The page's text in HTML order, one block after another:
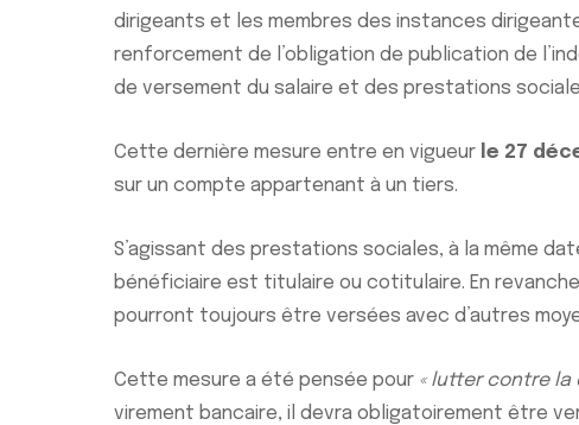
dirigeants et les membres des instances
renforcement de l’obligation de publication de
de versement du salaire et des prestations
Cette dernière mesure entre en vigueur le 27
sur un compte appartenant à un tiers.
S’agissant des prestations sociales, à la même
bénéficiaire est titulaire ou cotitulaire. En
pourront toujours être versées avec d’autres
Cette mesure a été pensée pour « lutter contre la
virement bancaire, il devra obligatoirement être